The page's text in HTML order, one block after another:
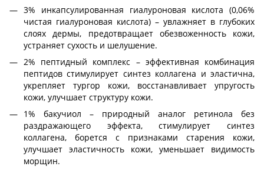
3% инкапсулированная гиалуроновая кислота (0,06%
чистая гиалуроновая кислота) – увлажняет в глубоких
слоях дермы, предотвращает обезвоженность кожи,
устраняет сухость и шелушение.
2% пептидный комплекс – эффективная комбинация
пептидов стимулирует синтез коллагена и эластична,
укрепляет тургор кожи, восстанавливает упругость
кожи, улучшает структуру кожи.
1% бакучиол – природный аналог ретинола без
раздражающего эффекта, стимулирует синтез
коллагена, борется с признаками старения кожи,
улучшает эластичность кожи, уменьшает видимость
морщин.